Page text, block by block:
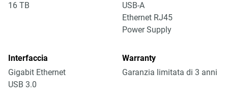
16 TB
USB-A
Ethernet RJ45
Power Supply
Interfaccia
Gigabit Ethernet
USB 3.0
Warranty
Garanzia limitata di 3 anni